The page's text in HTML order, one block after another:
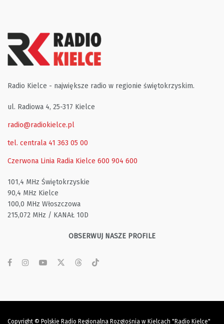
Radio Kielce - największe radio w regionie świętokrzyskim.
ul. Radiowa 4, 25-317 Kielce
radio@radiokielce.pl
tel. centrala 41 363 05 00
Czerwona Linia Radia Kielce 600 904 600
101,4 MHz Świętokrzyskie
90,4 MHz Kielce
100,0 MHz Włoszczowa
215,072 MHz / KANAŁ 10D
OBSERWUJ NASZE PROFILE
Copyright © Polskie Radio Regionalna Rozgłośnia w Kielcach "Radio Kielce"